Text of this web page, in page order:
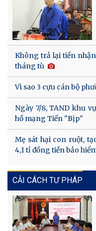
Không trả lại tiền
tháng tù
Vì sao 3 cựu cán bộ
Ngày 7/8, TAND khu
hồ mạng Tiến "Bịp"
Mẹ sát hại con ruột,
4,1 tỉ đồng tiền bảo
CẢI CÁCH TƯ PHÁP